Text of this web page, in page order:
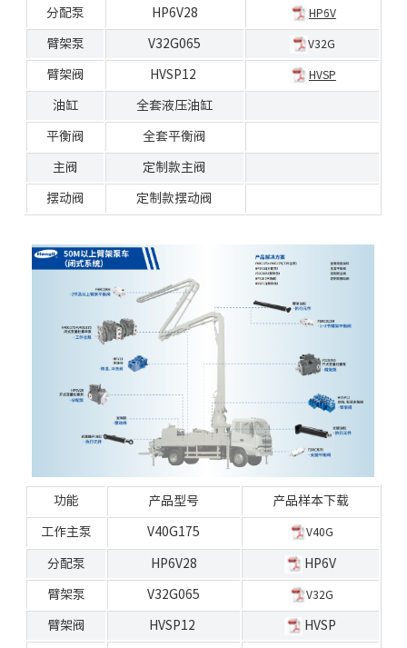
分配泵 HP6V28 HP6V
臂架泵 V32G065 V32G
臂架阀 HVSP12 HVSP
油缸 全套液压油缸
平衡阀 全套平衡阀
主阀 定制款主阀
摆动阀 定制款摆动阀
功能 产品型号 产品样本下载
工作主泵 V40G175 V40G
分配泵 HP6V28 HP6V
臂架泵 V32G065 V32G
臂架阀 HVSP12 HVSP